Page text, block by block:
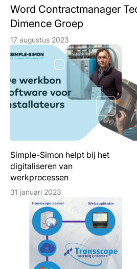
Word Contractmanager
Dimence Groep
17 augustus 2023
Simple-Simon helpt bij het
digitaliseren van
werkprocessen
31 januari 2023